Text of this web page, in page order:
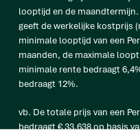
looptijd en de
geeft de werkelijke kostprijs
minimale looptijd van een
maanden, de maximale
minimale rente bedraagt
bedraagt 12%.
vb. De totale prijs van een
bedraagt € 33.638 op basis